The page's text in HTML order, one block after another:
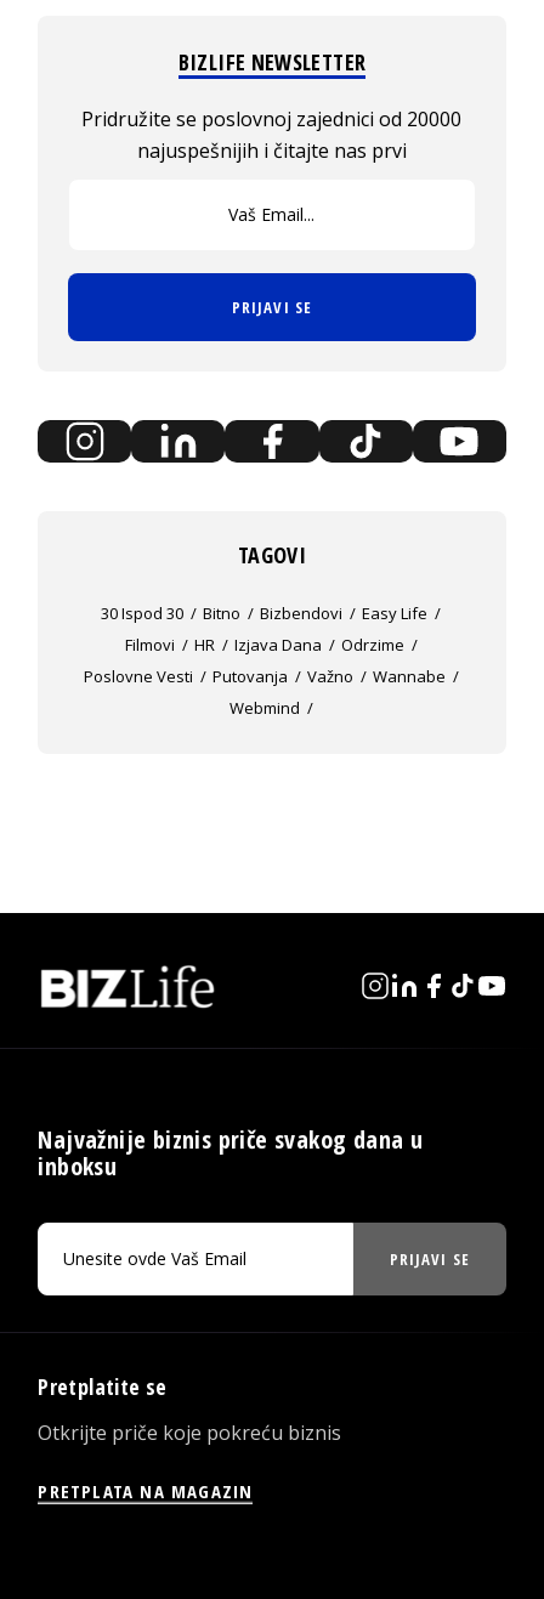
BIZLIFE NEWSLETTER
Pridružite se poslovnoj zajednici od 20000
najuspešnijih i čitajte nas prvi
PRIJAVI SE
TAGOVI
30 Ispod 30 Bitno Bizbendovi
Easy Life
Filmovi
HR Izjava Dana
Odrzime
Poslovne Vesti
Putovanja Važno
Wannabe
Webmind
Najvažnije biznis priče svakog dana u
inboksu
PRIJAVI SE
Pretplatite se
Otkrijte priče koje pokreću biznis
PRETPLATA NA MAGAZIN